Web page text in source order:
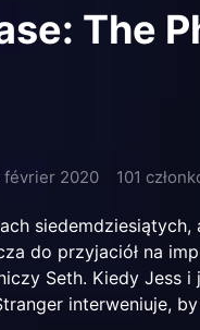
The
février 2020 101
do przyjaciół na
Seth. Kiedy Jess i
interweniuje,